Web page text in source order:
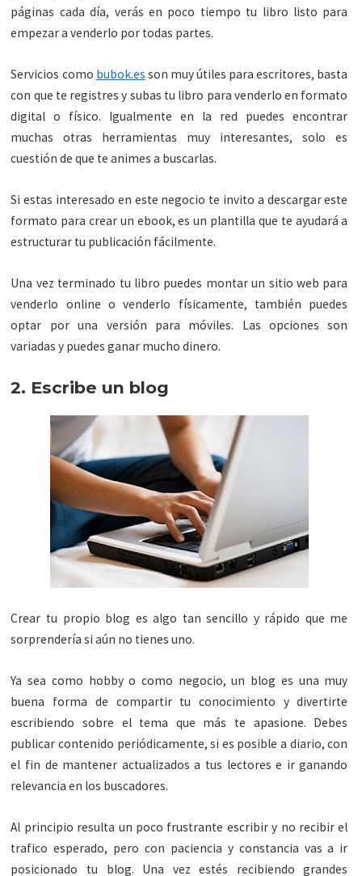
páginas cada día, verás en poco tiempo tu libro listo para
empezar a venderlo por todas partes.
Servicios como bubok.es son muy útiles para escritores, basta
con que te registres y subas tu libro para venderlo en formato
digital o físico. Igualmente en la red puedes encontrar
muchas otras herramientas muy interesantes, solo es
cuestión de que te animes a buscarlas.
Si estas interesado en este negocio te invito a descargar este
formato para crear un ebook, es un plantilla que te ayudará a
estructurar tu publicación fácilmente.
Una vez terminado tu libro puedes montar un sitio web para
venderlo online o venderlo físicamente, también puedes
optar por una versión para móviles. Las opciones son
variadas y puedes ganar mucho dinero.
2. Escribe un blog
Crear tu propio blog es algo tan sencillo y rápido que me
sorprendería si aún no tienes uno.
Ya sea como hobby o como negocio, un blog es una muy
buena forma de compartir tu conocimiento y divertirte
escribiendo sobre el tema que más te apasione. Debes
publicar contenido periódicamente, si es posible a diario, con
el fin de mantener actualizados a tus lectores e ir ganando
relevancia en los buscadores.
Al principio resulta un poco frustrante escribir y no recibir el
trafico esperado, pero con paciencia y constancia vas a ir
posicionado tu blog. Una vez estés recibiendo grandes